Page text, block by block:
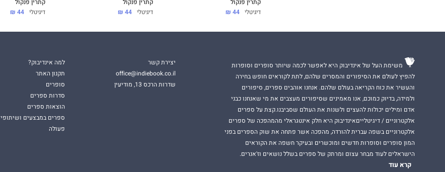
קתרין פנקול
דיגיטלי 44 ₪
קתרין פנקול
דיגיטלי 44 ₪
קתרין פנקול
דיגיטלי 44 ₪
משימת העל של אינדיבוק היא לאפשר לכמה שיותר סופרים וסופרות
להפיץ לעולם את הסיפורים והמסרים שלהם, לתת לקוראים חופש בחירה
והעשיר את כוח הקריאה בעולם שלהם. אנחנו אוהבים ספרים, סיפורים
ולמידה, בדיוק כמוכם, אנו מאמינים שסיפורים מעצבים את מי שאנחנו כבני
אדם ומילים יכולות להעצים ולשנות את העולם שסביבנו.קצת על ספרים
אלקטרוניים / דיגיטלייםאינדיבוק היא חלק אינטגראלי מהמהפכה של ספרים
אלקטרוניים בשפה עברית להורדה, מהפכה אשר פתחה את שוק הספרים בפני
המון סופרים וסופרות חדשים ומוכשרים ובעיקר חשפה את הקוראים
הישראלים לעוד מבחר עצום ומרתק של ספרים בשלל נושאים וז'אנרים.
קרא עוד
יצירת קשר
office@indiebook.co.il
שדרות הרכס 13, מודיעין
למה אינדיבוק?
תקנון האתר
סופרים
סדרות ספרים
הוצאות ספרים
ספרים במבצעים ושיתופי
פעולה